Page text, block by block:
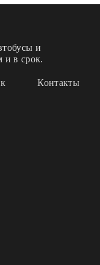
и
и в срок.
Контакты